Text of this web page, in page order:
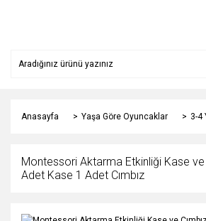
Anasayfa Yaşa Göre Oyuncaklar 3-4
Montessori Aktarma Etkinliği Kase ve
Adet Kase 1 Adet Cımbız